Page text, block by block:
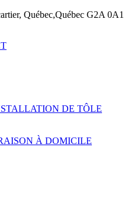
Québec,Québec G2A 0A1
DE TÔLE
À DOMICILE